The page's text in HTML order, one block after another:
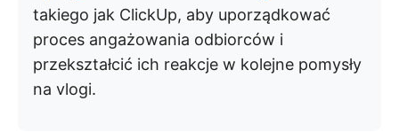
takiego jak ClickUp, aby uporządkować
proces angażowania odbiorców i
przekształcić ich reakcje w kolejne pomysły
na vlogi.